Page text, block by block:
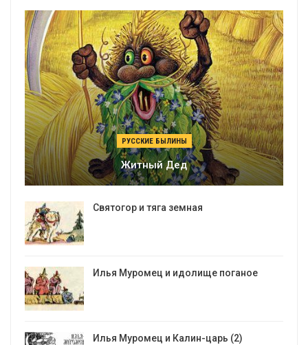
РУССКИЕ БЫЛИНЫ
Житный Дед
Святогор и тяга земная
Илья Муромец и идолище поганое
Илья Муромец и Калин-царь (2)